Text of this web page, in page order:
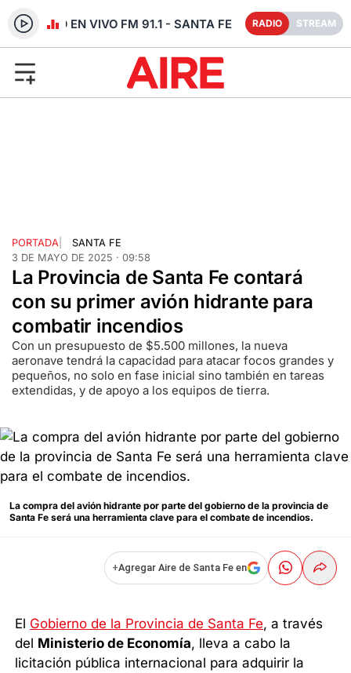
RADIO EN VIVO FM 91.1 - SANTA FE RADIO STREAM
PORTADA
SANTA FE
3 DE MAYO DE 2025 · 09:58
La Provincia de Santa Fe contará
con su primer avión hidrante para
combatir incendios
Con un presupuesto de $5.500 millones, la nueva
aeronave tendrá la capacidad para atacar focos grandes y
pequeños, no solo en fase inicial sino también en tareas
extendidas, y de apoyo a los equipos de tierra.
La compra del avión hidrante por parte del gobierno de la provincia de
Santa Fe será una herramienta clave para el combate de incendios.
+Agregar Aire de Santa Fe en
El Gobierno de la Provincia de Santa Fe, a través
del Ministerio de Economía, lleva a cabo la
licitación pública internacional para adquirir la